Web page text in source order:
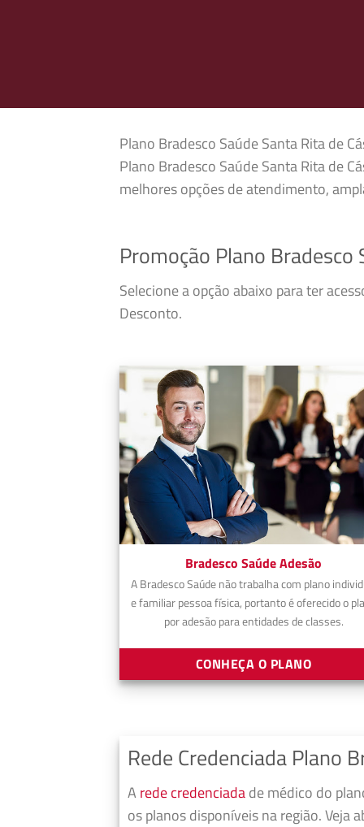
Plano Bradesco Saúde Santa Rita de
Plano Bradesco Saúde Santa Rita de
melhores opções de atendimento,
Promoção Plano Bradesco
Selecione a opção abaixo para ter
Desconto.
Bradesco Saúde Adesão
A Bradesco Saúde não trabalha com plano
e familiar pessoa física, portanto é oferecido o
por adesão para entidades de classes.
CONHEÇA O PLANO
Rede Credenciada Plano
A rede credenciadade médico do
os planos disponíveis na região. Veja